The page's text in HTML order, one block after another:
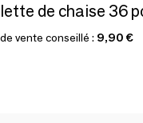
vente conseillé : 9,90 €